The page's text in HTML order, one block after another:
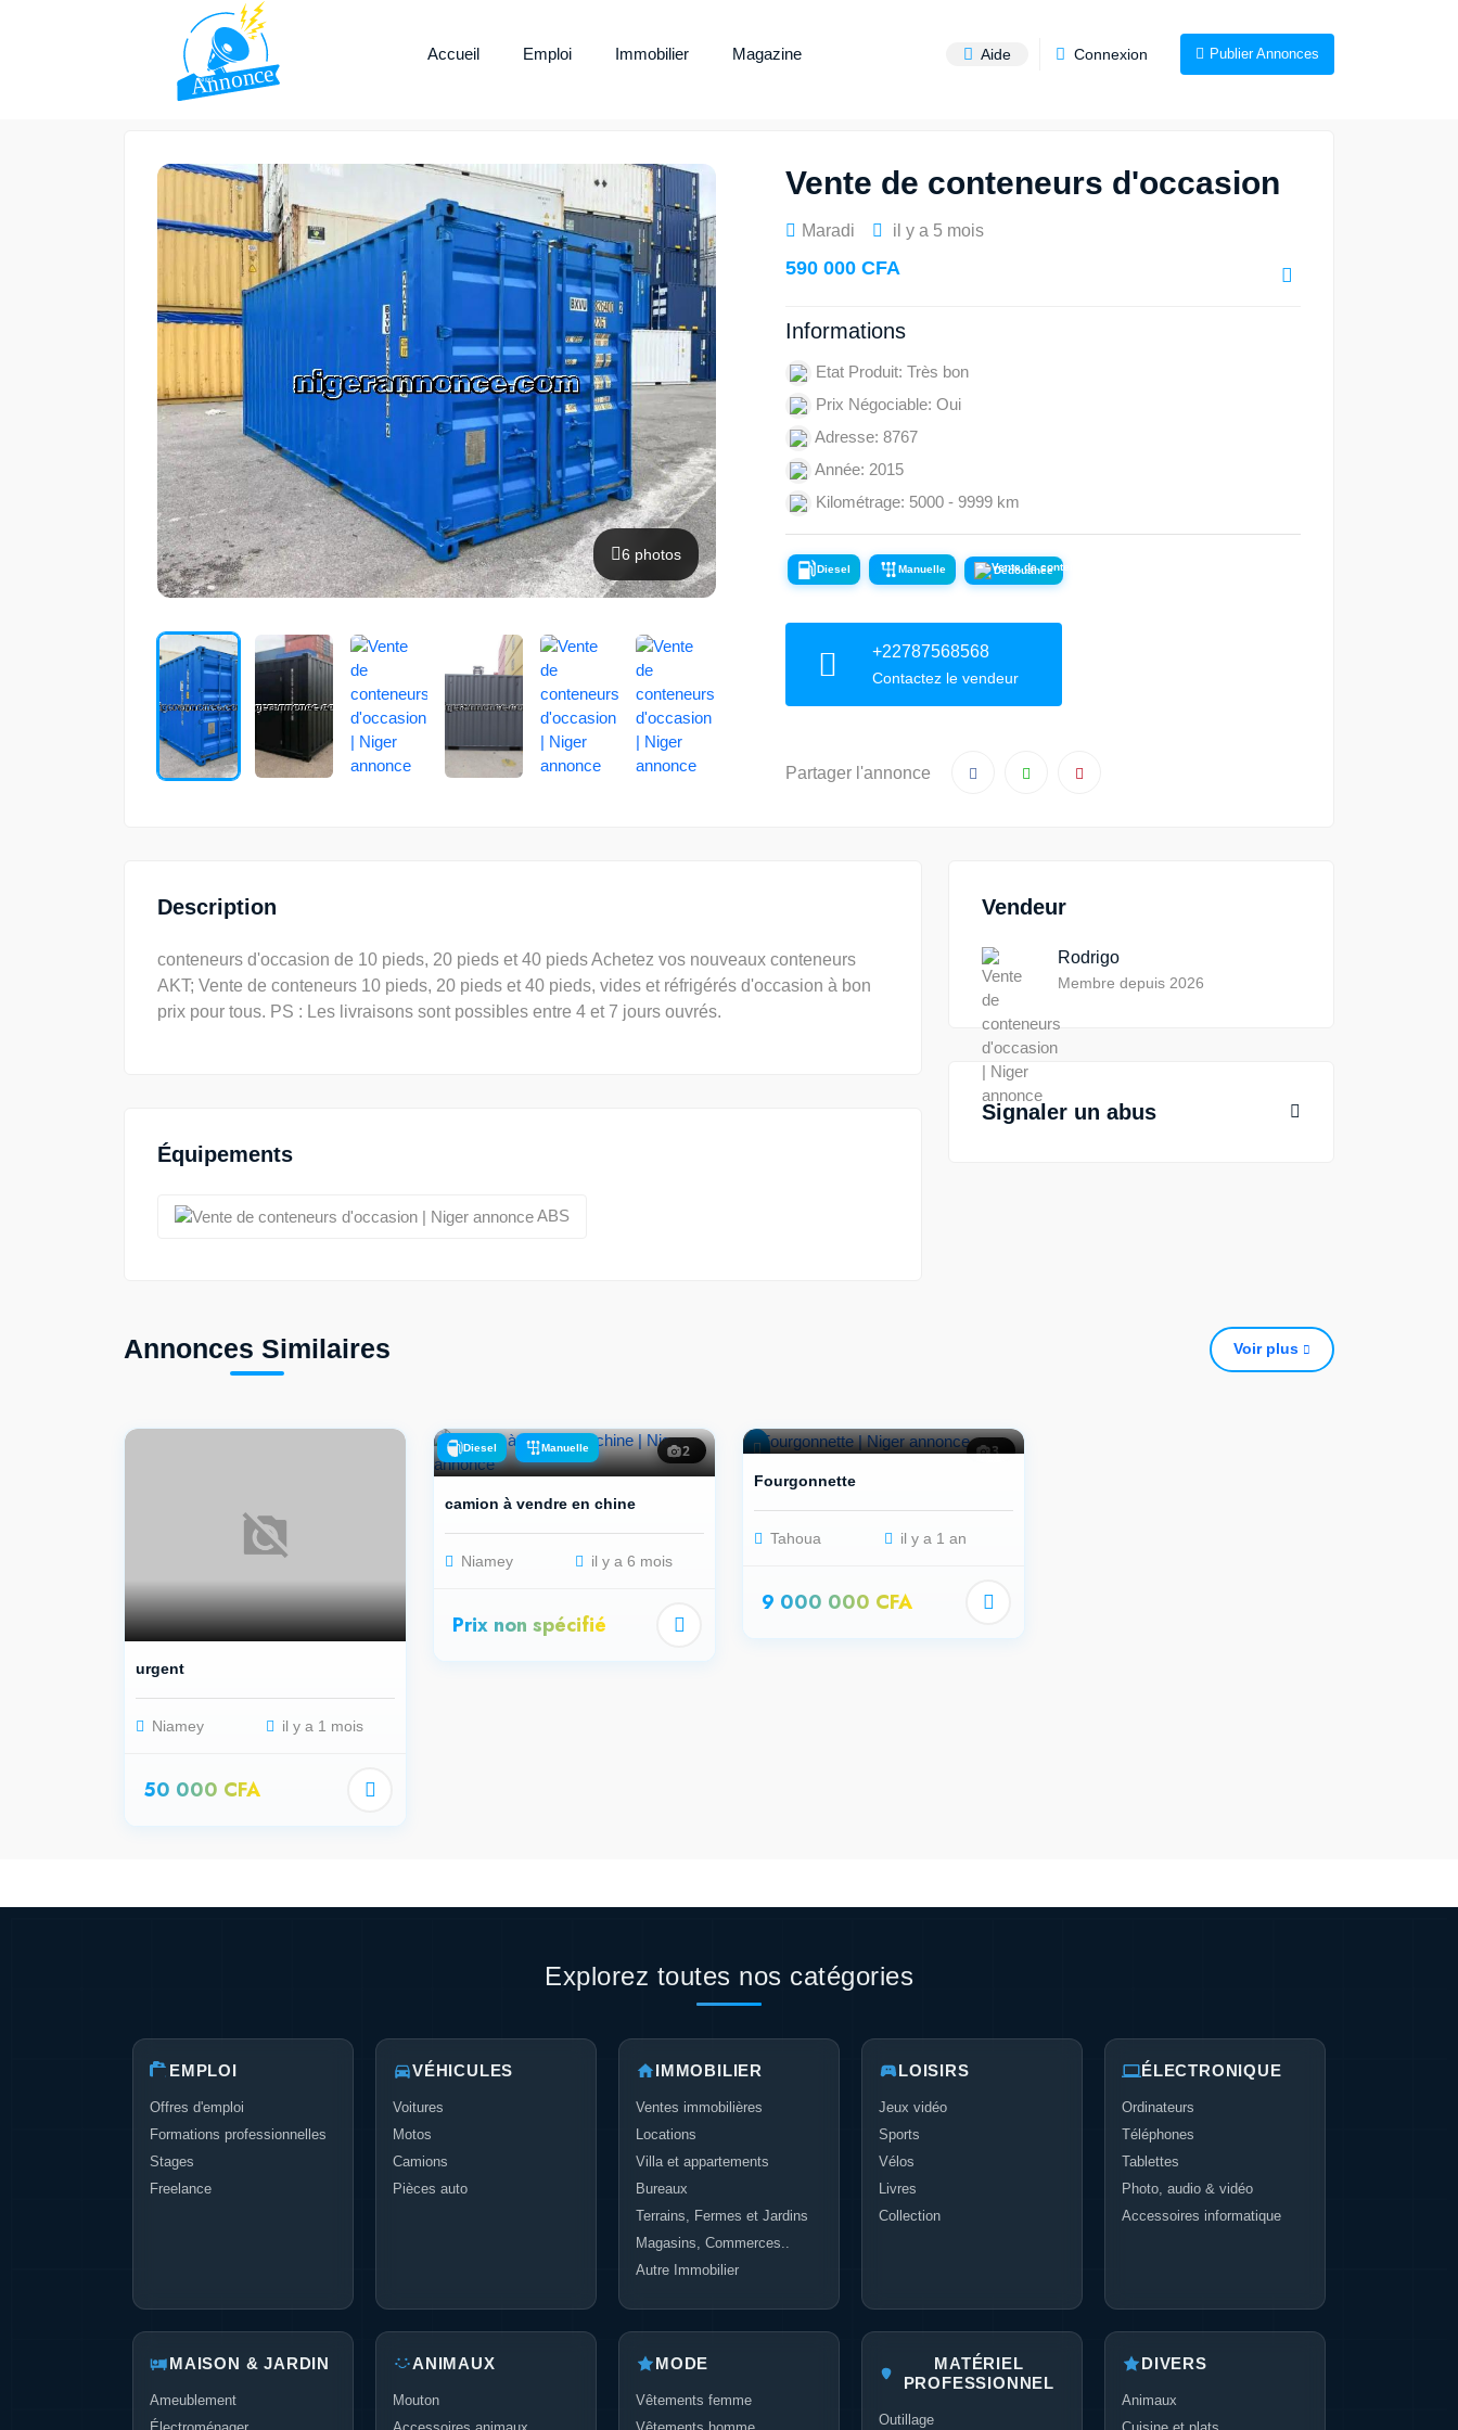
Accueil Emploi Immobilier Magazine Aide Connexion Publier Annonces
6 photos
Vente de conteneurs d'occasion
Maradi il y a 5 mois
590 000 CFA
Informations
Etat Produit: Très bon
Prix Négociable: Oui
Adresse: 8767
Année: 2015
Kilométrage: 5000 - 9999 km
Diesel Manuelle Dédouanée
+22787568568
Contactez le vendeur
Partager l'annonce
Description
conteneurs d'occasion de 10 pieds, 20 pieds et 40 pieds Achetez vos nouveaux conteneurs
AKT; Vente de conteneurs 10 pieds, 20 pieds et 40 pieds, vides et réfrigérés d'occasion à bon
prix pour tous. PS : Les livraisons sont possibles entre 4 et 7 jours ouvrés.
Équipements
ABS
Vendeur
Rodrigo
Membre depuis 2026
Signaler un abus
Annonces Similaires Voir plus
urgent
Niamey il y a 1 mois
50 000 CFA
2
Diesel Manuelle
camion à vendre en chine
Niamey il y a 6 mois
Prix non spécifié
3
Fourgonnette
Tahoua il y a 1 an
9 000 000 CFA
Explorez toutes nos catégories
EMPLOI
Offres d'emploi
Formations professionnelles
Stages
Freelance
VÉHICULES
Voitures
Motos
Camions
Pièces auto
IMMOBILIER
Ventes immobilières
Locations
Villa et appartements
Bureaux
Terrains, Fermes et Jardins
Magasins, Commerces..
Autre Immobilier
LOISIRS
Jeux vidéo
Sports
Vélos
Livres
Collection
ÉLECTRONIQUE
Ordinateurs
Téléphones
Tablettes
Photo, audio & vidéo
Accessoires informatique
MAISON & JARDIN
Ameublement
ANIMAUX
Mouton
MODE
Vêtements femme
MATÉRIEL
PROFESSIONNEL
Outillage
DIVERS
Animaux